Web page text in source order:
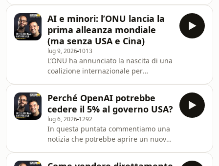
strategie di cura.Ne parlano Valeria
Panebianco, Direttrice del
Dipartimento di Scienze Ra
Artificiale Spiegata Semplice,
Pasquale Viscanti e Giacinto Fiore
analizzano il test pubblicato dal
Washington Post, basato su una
ricerca dell'Università di Stanford, che
ha confrontato ChatGPT, Claude,
Gemini e Grok per valutare il bias
percepito dagli utenti. Un t
AI e minori: l’ONU lancia la
prima alleanza mondiale
(ma senza USA e Cina)
lug 9, 2026 1013
L’ONU ha annunciato la nascita di una
coalizione internazionale per
presentata durante il primo Global
Dialogue on AI Governance di
Ginevra, coinvolge anche l’Italia ma
registra due assenze che fanno
discutere: Stati Uniti e Cina.Parliamo
poi di Muse Image, il primo modello
di generazione immagini sviluppato
Perché OpenAI potrebbe
cedere il 5% al governo USA?
lug 6, 2026 1292
In questa puntata commentiamo una
notizia che potrebbe aprire un nuovo